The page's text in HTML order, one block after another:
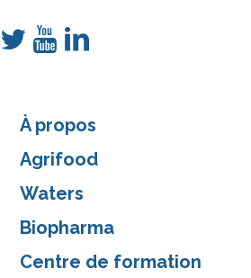
À propos
Agrifood
Waters
Biopharma
Centre de formation